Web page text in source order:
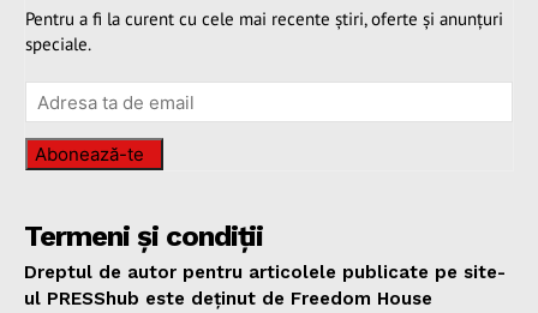
Pentru a fi la curent cu cele mai recente știri, oferte și anunțuri
speciale.
Abonează-te
Termeni și condiții
Dreptul de autor pentru articolele publicate pe site-
ul PRESShub este deținut de Freedom House